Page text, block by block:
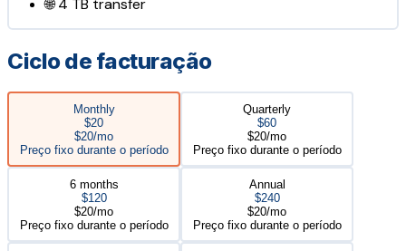
🌐4 TB transfer
Ciclo de facturação
Monthly
$20
$20/mo
Preço fixo durante o período
Quarterly
$60
$20/mo
Preço fixo durante o período
6 months
$120
$20/mo
Preço fixo durante o período
Annual
$240
$20/mo
Preço fixo durante o período